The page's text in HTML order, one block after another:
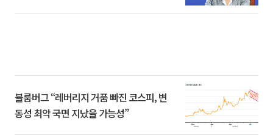
블룸버그 “레버리지 거품 빠진 코스피, 변
동성 최악 국면 지났을 가능성”